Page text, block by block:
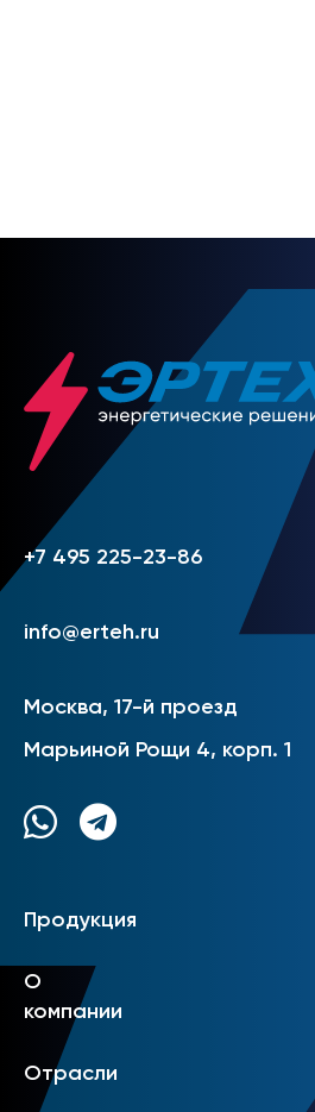
+7 495 225-23-86
info@erteh.ru
Москва, 17-й проезд
Марьиной Рощи 4, корп. 1
Продукция
О
компании
Отрасли